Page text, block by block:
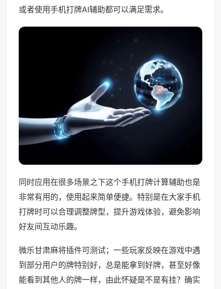
或者使用手机打牌AI辅助都可以满足需求。
同时应用在很多场景之下这个手机打牌计算辅助也是
非常有用的，使用起来简单便捷。特别是在大家手机
打牌时可以合理调整牌型，提升游戏体验，避免影响
好友间互动乐趣。
微乐甘肃麻将插件可测试；一些玩家反映在游戏中遇
到部分用户的牌特别好，总是能拿到好牌，甚至好像
能看到其他人的牌一样，由此怀疑是不是有挂？确实